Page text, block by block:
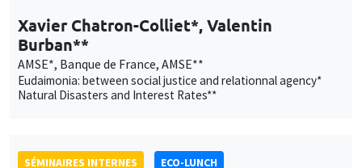
Xavier Chatron-Colliet*, Valentin
Burban**
AMSE*, Banque de France, AMSE**
Eudaimonia: between social justice and relationnal agency*
Natural Disasters and Interest Rates**
SÉMINAIRES INTERNES
ECO-LUNCH